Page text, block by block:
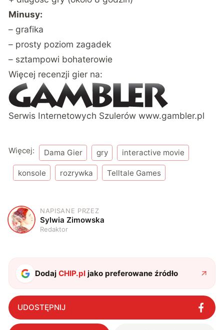
Minusy:
– grafika
– prosty poziom zagadek
– sztampowi bohaterowie
Więcej recenzji gier na:
Serwis Internetowych Szulerów www.gambler.pl
Więcej: Dama Gier gry interactive movie
konsole rozrywka Telltale Games
S
NAPISANE PRZEZ
Sylwia Zimowska
Redaktor
DodajCHIP.pl jako preferowane źródło
UDOSTĘPNIJ